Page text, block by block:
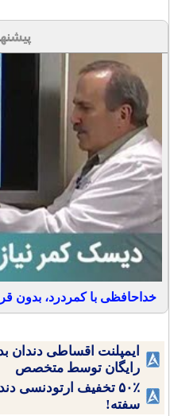
خداحافظی با کمردرد، بدون
ایمپلنت اقساطی دندان
رایگان توسط متخصص
۵۰٪ تخفیف ارتودنسی
سفته!